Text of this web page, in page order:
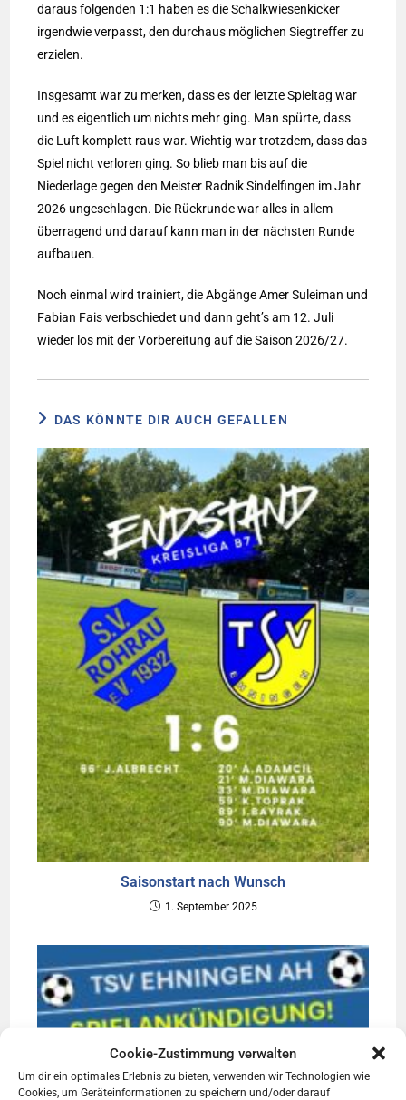
Cookie-Zustimmung verwalten
Um dir ein optimales Erlebnis zu bieten, verwenden wir Technologien wie
Cookies, um Geräteinformationen zu speichern und/oder darauf
daraus folgenden 1:1 haben es die Schalkwiesenkicker
irgendwie verpasst, den durchaus möglichen Siegtreffer zu
erzielen.
Insgesamt war zu merken, dass es der letzte Spieltag war
und es eigentlich um nichts mehr ging. Man spürte, dass
die Luft komplett raus war. Wichtig war trotzdem, dass das
Spiel nicht verloren ging. So blieb man bis auf die
Niederlage gegen den Meister Radnik Sindelfingen im Jahr
2026 ungeschlagen. Die Rückrunde war alles in allem
überragend und darauf kann man in der nächsten Runde
aufbauen.
Noch einmal wird trainiert, die Abgänge Amer Suleiman und
Fabian Fais verbschiedet und dann geht’s am 12. Juli
wieder los mit der Vorbereitung auf die Saison 2026/27.
DAS KÖNNTE DIR AUCH GEFALLEN
Saisonstart nach Wunsch
1. September 2025